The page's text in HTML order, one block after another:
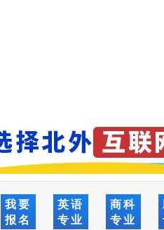
我要
报名
英语
专业
商科
专业